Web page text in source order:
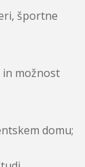
športne
možnost
domu;